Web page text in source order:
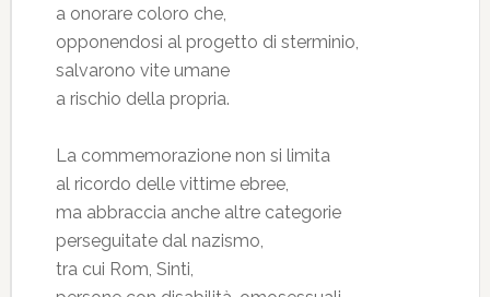
a onorare coloro che,
opponendosi al progetto di sterminio,
salvarono vite umane
a rischio della propria.
La commemorazione non si limita
al ricordo delle vittime ebree,
ma abbraccia anche altre categorie
perseguitate dal nazismo,
tra cui Rom, Sinti,